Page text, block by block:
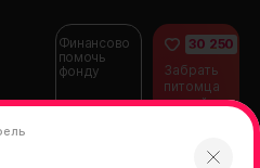
Финансово
помочь
фонду
30 250
Забрать
питомца
домой